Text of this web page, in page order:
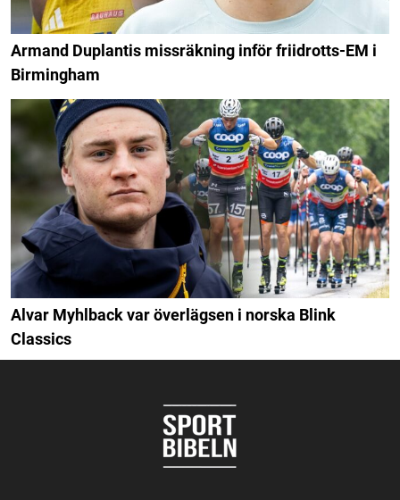
Armand Duplantis missräkning inför friidrotts-EM i
Birmingham
Alvar Myhlback var överlägsen i norska Blink
Classics